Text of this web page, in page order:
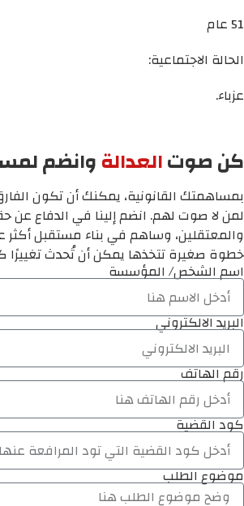
51 عام
الحالة الاجتماعية:
عزباء.
كن صوتالعدالةوانضم
بمساهمتك القانونية، يمكنك أن تكون
لمن لا صوت لهم. انضم إلينا في الدفاع عن
والمعتقلين، وساهم في بناء مستقبل أكثر
خطوة صغيرة تتخذها يمكن أن تُحدث تغييرًا
اسم الشخص/ المؤسسة
البريد الالكتروني
رقم الهاتف
كود القضية
موضوع الطلب